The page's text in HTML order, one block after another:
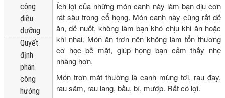
công
điều
dưỡng
Quyết
định
phân
công
hướng
Ích lợi của những món canh này làm bạn dịu cơn
rát sâu trong cổ họng. Món canh này cũng rất dễ
ăn, dễ nuốt, không làm bạn khó chịu khi ăn hoặc
khi nhai. Món ăn trơn nên không làm tổn thương
cơ học bề mặt, giúp họng bạn cảm thấy nhẹ
nhàng hơn.
Món trơn mát thường là canh mùng tơi, rau đay,
rau sâm, rau lang, bầu, bí, mướp. Rất có lợi.